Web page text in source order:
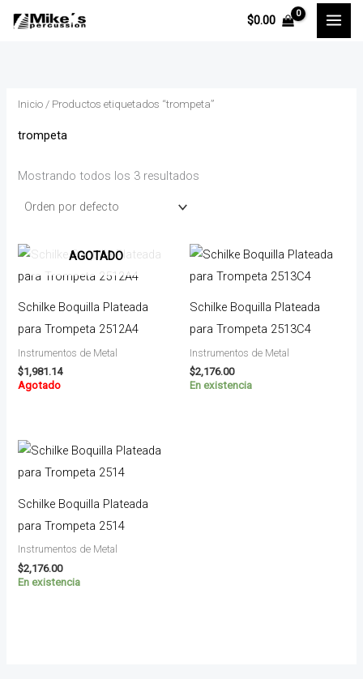
$0.00
P
i
o
í
n
m
o
i
á
m
o
Inicio / Productos etiquetados “trompeta”
trompeta
Mostrando todos los 3 resultados
AGOTADO
Schilke Boquilla Plateada
para Trompeta 2512A4
Instrumentos de Metal
$1,981.14
Agotado
Schilke Boquilla Plateada
para Trompeta 2513C4
Instrumentos de Metal
$2,176.00
En existencia
Schilke Boquilla Plateada
para Trompeta 2514
Instrumentos de Metal
$2,176.00
En existencia